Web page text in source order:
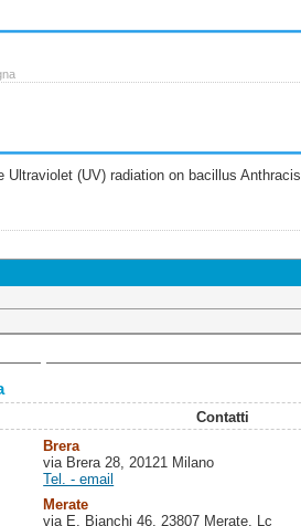
(UV) radiation on bacillus Anthracis
Contatti
Brera
via Brera 28, 20121 Milano
Tel. - email
Merate
via E. Bianchi 46, 23807 Merate, Lc